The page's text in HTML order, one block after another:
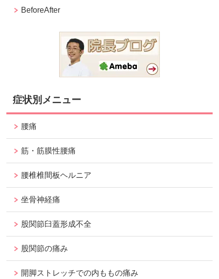
BeforeAfter
症状別メニュー
腰痛
筋・筋膜性腰痛
腰椎椎間板ヘルニア
坐骨神経痛
股関節臼蓋形成不全
股関節の痛み
開脚ストレッチでの内ももの痛み